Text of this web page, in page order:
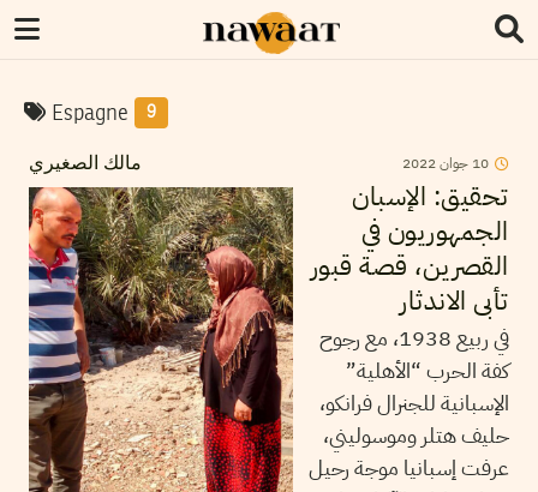
Espagne 9
مالك الصغيري 10 جوان2022
تحقيق: الإسبان
الجمهوريون في
القصرين، قصة قبور
تأبى الاندثار
في ربيع 1938، مع رجوح
كفة الحرب “الأهلية”
الإسبانية للجنرال فرانكو،
حليف هتلر وموسوليني،
عرفت إسبانيا موجة رحيل